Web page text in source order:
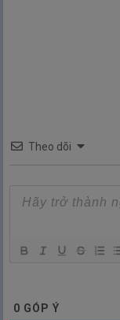
Theo dõi
0 GÓP Ý